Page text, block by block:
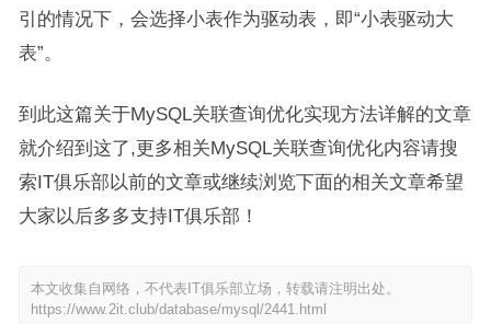
引的情况下，会选择小表作为驱动表，即“小表驱动大
表”。
到此这篇关于MySQL关联查询优化实现方法详解的文章
就介绍到这了,更多相关MySQL关联查询优化内容请搜
索IT俱乐部以前的文章或继续浏览下面的相关文章希望
大家以后多多支持IT俱乐部！
本文收集自网络，不代表IT俱乐部立场，转载请注明出处。
https://www.2it.club/database/mysql/2441.html